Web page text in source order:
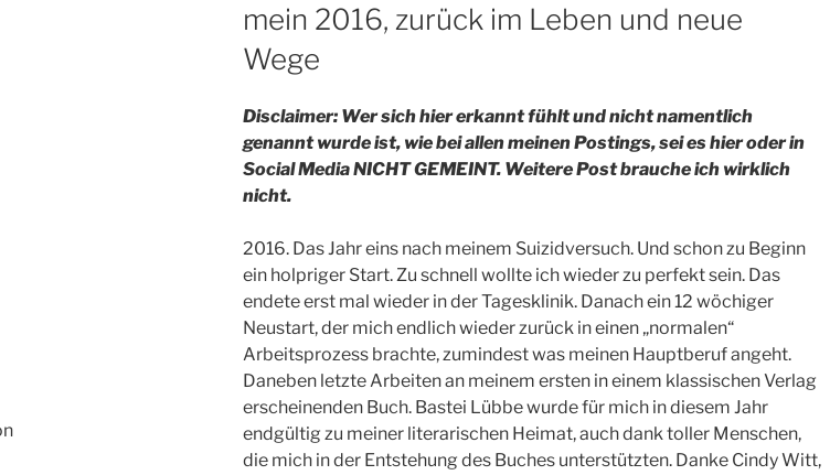
mein 2016, zurück im Leben und neue
Wege
Disclaimer: Wer sich hier erkannt fühlt und nicht namentlich
genannt wurde ist, wie bei allen meinen Postings, sei es hier oder in
Social Media NICHT GEMEINT. Weitere Post brauche ich wirklich
nicht.
2016. Das Jahr eins nach meinem Suizidversuch. Und schon zu Beginn
ein holpriger Start. Zu schnell wollte ich wieder zu perfekt sein. Das
endete erst mal wieder in der Tagesklinik. Danach ein 12 wöchiger
Neustart, der mich endlich wieder zurück in einen „normalen“
Arbeitsprozess brachte, zumindest was meinen Hauptberuf angeht.
Daneben letzte Arbeiten an meinem ersten in einem klassischen Verlag
erscheinenden Buch. Bastei Lübbe wurde für mich in diesem Jahr
endgültig zu meiner literarischen Heimat, auch dank toller Menschen,
die mich in der Entstehung des Buches unterstützten. Danke Cindy Witt,